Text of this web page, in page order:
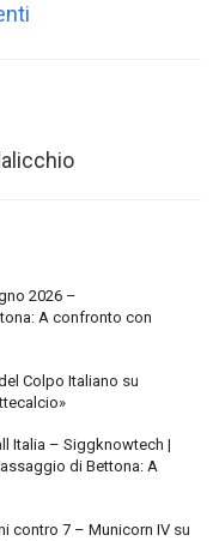
2026 –
A confronto con
Colpo Italiano su
Italia – Siggknowtech |
di Bettona: A
contro 7 – Municorn IV su